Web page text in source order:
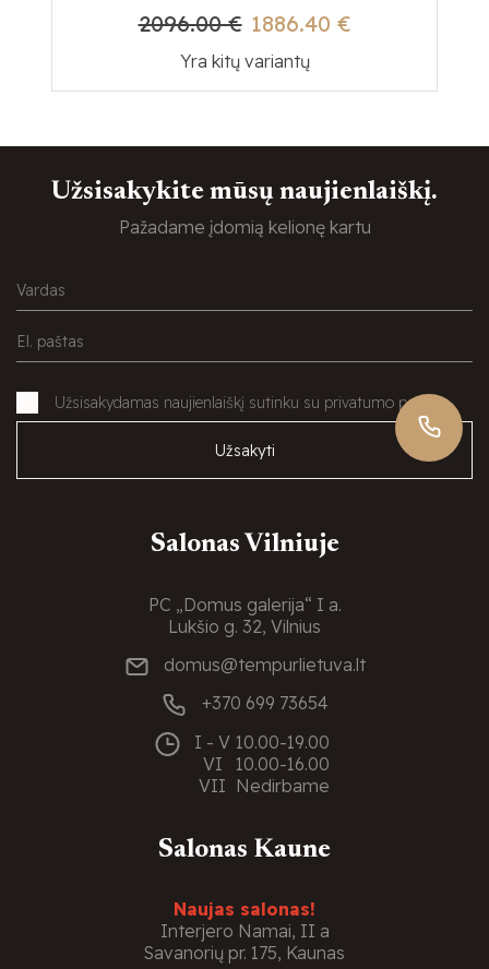
1886.40 €
2096.00 €
Yra kitų variantų
Užsisakykite mūsų naujienlaiškį.
Pažadame įdomią kelionę kartu
Užsisakydamas naujienlaiškį sutinku su privatumo politika
Užsakyti
Salonas Vilniuje
PC „Domus galerija“ I a.
Lukšio g. 32, Vilnius
domus@tempurlietuva.lt
+370 699 73654
I - V 10.00-19.00
VI
10.00-16.00
VII Nedirbame
Salonas Kaune
Naujas salonas!
Interjero Namai, II a
Savanorių pr. 175, Kaunas